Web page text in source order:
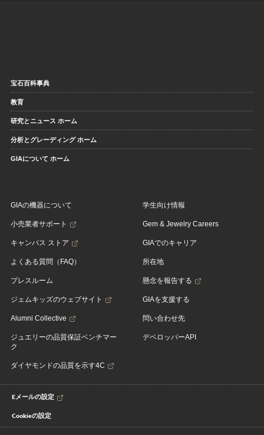
宝石百科事典
教育
研究とニュース ホーム
分析とグレーディング ホーム
GIAについて ホーム
GIAの機器について
小売業者サポート
キャンパス ストア
よくある質問（FAQ）
プレスルーム
ジェムキッズのウェブサイト
Alumni Collective
ジュエリーの品質保証ベンチマー
ク
ダイヤモンドの品質を示す4C
学生向け情報
Gem & Jewelry Careers
GIAでのキャリア
所在地
懸念を報告する
GIAを支援する
問い合わせ先
デベロッパーAPI
Eメールの設定
Cookieの設定